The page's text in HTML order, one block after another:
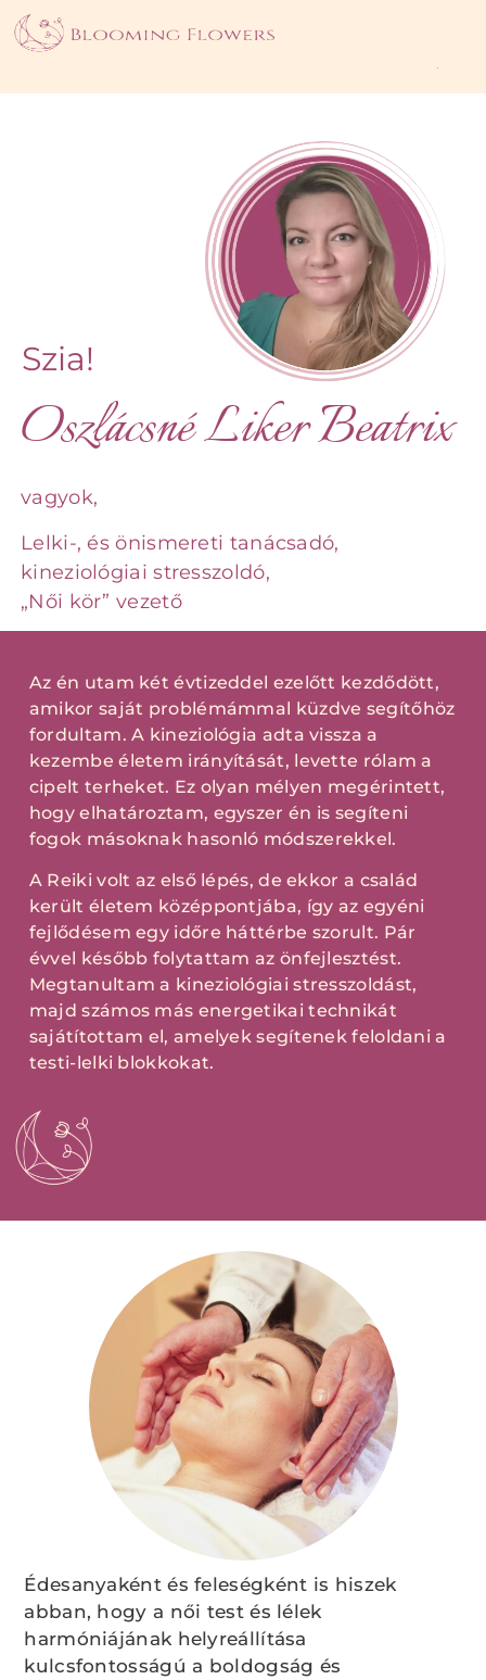
Rólam
Szia!
Oszlácsné Liker Beatrix
vagyok,
Lelki-, és önismereti tanácsadó,
kineziológiai stresszoldó,
„Női kör” vezető
Az én utam két évtizeddel ezelőtt kezdődött,
amikor saját problémámmal küzdve segítőhöz
fordultam. A kineziológia adta vissza a
kezembe életem irányítását, levette rólam a
cipelt terheket. Ez olyan mélyen megérintett,
hogy elhatároztam, egyszer én is segíteni
fogok másoknak hasonló módszerekkel.
A Reiki volt az első lépés, de ekkor a család
került életem középpontjába, így az egyéni
fejlődésem egy időre háttérbe szorult. Pár
évvel később folytattam az önfejlesztést.
Megtanultam a kineziológiai stresszoldást,
majd számos más energetikai technikát
sajátítottam el, amelyek segítenek feloldani a
testi-lelki blokkokat.
Édesanyaként és feleségként is hiszek
abban, hogy a női test és lélek
harmóniájának helyreállítása
kulcsfontosságú a boldogság és